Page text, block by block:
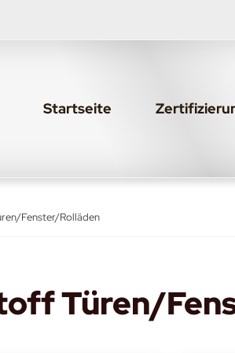
Startseite
Fenster/Rolläden
Türen/